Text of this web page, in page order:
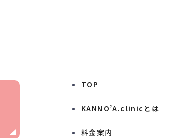
TOP
KANNO’A.clinicとは
料金案内